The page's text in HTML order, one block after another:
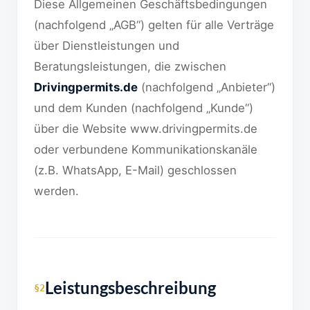
Diese Allgemeinen Geschäftsbedingungen
(nachfolgend „AGB“) gelten für alle Verträge
über Dienstleistungen und
Beratungsleistungen, die zwischen
Drivingpermits.de (nachfolgend „Anbieter“)
und dem Kunden (nachfolgend „Kunde“)
über die Website www.drivingpermits.de
oder verbundene Kommunikationskanäle
(z.B. WhatsApp, E-Mail) geschlossen
werden.
§2Leistungsbeschreibung